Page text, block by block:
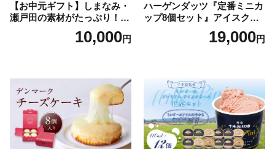
【お中元ギフト】しまなみ・
瀬戸田の素材がたっぷり！ジ
10,000円
ハーゲンダッツ『定番ミニカ
ップ8個セット』アイスクリ
ーム アイス スイーツ デザー
19,000円